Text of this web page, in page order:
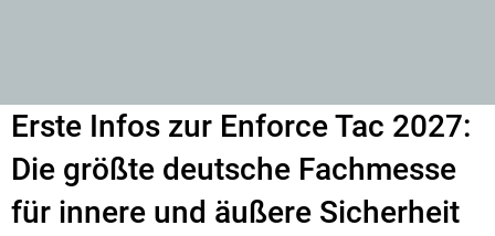
Erste Infos zur Enforce Tac 2027:
Die größte deutsche Fachmesse
für innere und äußere Sicherheit